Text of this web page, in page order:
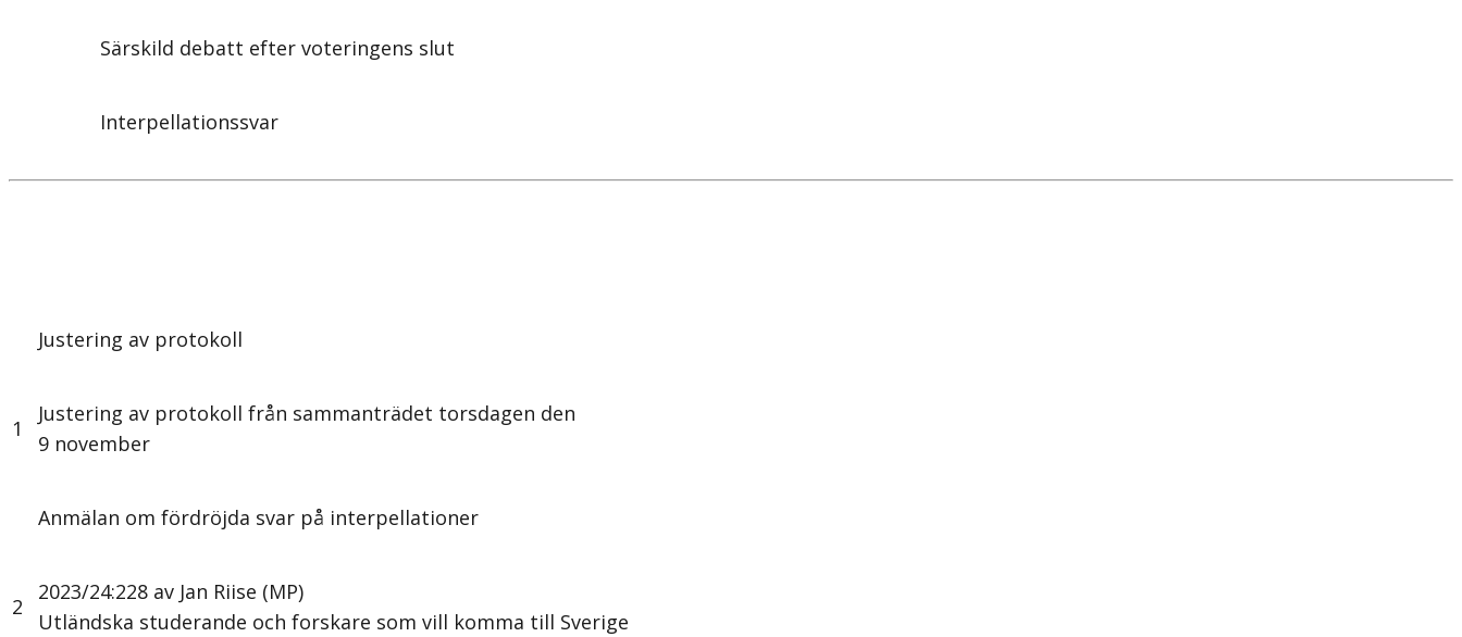
Särskild debatt efter voteringens slut
Interpellationssvar
Justering av protokoll
1
Justering av protokoll från sammanträdet torsdagen den
9 november
Anmälan om fördröjda svar på interpellationer
2
2023/24:228 av Jan Riise (MP)
Utländska studerande och forskare som vill komma till Sverige